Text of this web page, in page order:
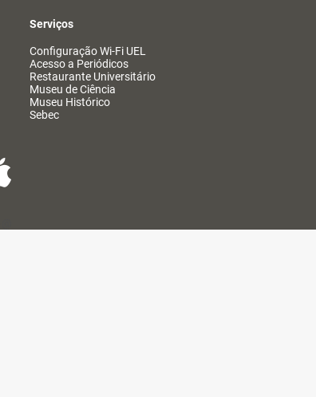
Serviços
Configuração Wi-Fi UEL
Acesso a Periódicos
Restaurante Universitário
Museu de Ciência
Museu Histórico
Sebec